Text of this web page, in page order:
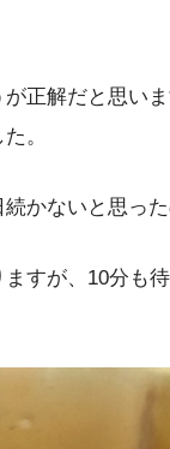
正解だと思い
。
かないと思った
すが、10分も